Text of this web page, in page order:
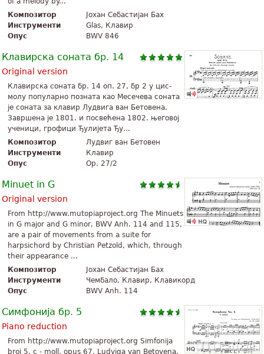
Композитор
Јохан Себастијан Бах
Инструменти
Glas, Клавир
Опус
BWV 846
Клавирска соната бр. 14
Original version
Клавирска соната бр. 14 оп. 27, бр 2 у цис-
молу популарно позната као Месечева соната
је соната за клавир Лудвига ван Бетовена.
Завршена је 1801. и посвећена 1802. његовој
ученици, грофици Ђулијета Ђу...
Композитор
Лудвиг ван Бетовен
Инструменти
Клавир
Опус
Op. 27/2
Minuet in G
Original version
From http://www.mutopiaproject.org The Minuets
in G major and G minor, BWV Anh. 114 and 115,
are a pair of movements from a suite for
harpsichord by Christian Petzold, which, through
their appearance ...
Композитор
Јохан Себастијан Бах
Инструменти
Чембало, Клавир, Клавикорд
Опус
BWV Anh. 114
Симфонија бр. 5
Piano reduction
From http://www.mutopiaproject.org Simfonija
broj 5, c - moll, opus 67, Ludviga van Betovena.